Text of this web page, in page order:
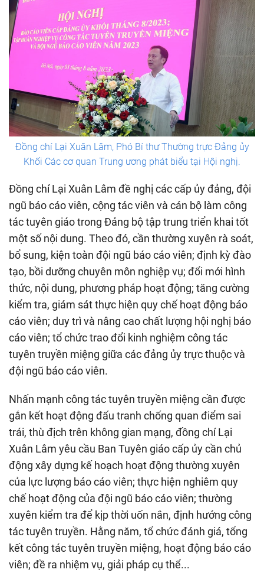
Đồng chí Lại Xuân Lâm, Phó Bí thư Thường trực Đảng ủy
Khối Các cơ quan Trung ương phát biểu tại Hội nghị.
Đồng chí Lại Xuân Lâm đề nghị các cấp ủy đảng, đội
ngũ báo cáo viên, cộng tác viên và cán bộ làm công
tác tuyên giáo trong Đảng bộ tập trung triển khai tốt
một số nội dung. Theo đó, cần thường xuyên rà soát,
bổ sung, kiện toàn đội ngũ báo cáo viên; định kỳ đào
tạo, bồi dưỡng chuyên môn nghiệp vụ; đổi mới hình
thức, nội dung, phương pháp hoạt động; tăng cường
kiểm tra, giám sát thực hiện quy chế hoạt động báo
cáo viên; duy trì và nâng cao chất lượng hội nghị báo
cáo viên; tổ chức trao đổi kinh nghiệm công tác
tuyên truyền miệng giữa các đảng ủy trực thuộc và
đội ngũ báo cáo viên.
Nhấn mạnh công tác tuyên truyền miệng cần được
gắn kết hoạt động đấu tranh chống quan điểm sai
trái, thù địch trên không gian mạng, đồng chí Lại
Xuân Lâm yêu cầu Ban Tuyên giáo cấp ủy cần chủ
động xây dựng kế hoạch hoạt động thường xuyên
của lực lượng báo cáo viên; thực hiện nghiêm quy
chế hoạt động của đội ngũ báo cáo viên; thường
xuyên kiểm tra để kịp thời uốn nắn, định hướng công
tác tuyên truyền. Hằng năm, tổ chức đánh giá, tổng
kết công tác tuyên truyền miệng, hoạt động báo cáo
viên; đề ra nhiệm vụ, giải pháp cụ thể...